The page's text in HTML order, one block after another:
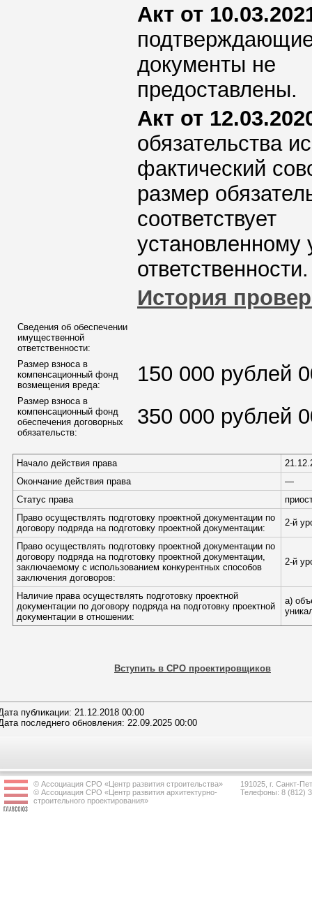
Акт от
документы не
предоставлены.
Акт от
обязательства
фактический
размер
соответствует
установленному
ответственности.
История
Сведения об обеспечении
имущественной
ответственности:
Размер взноса в
компенсационный фонд
возмещения вреда:
150 000 рублей
Размер взноса в
компенсационный фонд
обеспечения договорных
обязательств:
350 000 рублей
Начало действия права
Окончание действия права
—
Статус права
Право осуществлять подготовку проектной документации по
договору подряда на подготовку проектной документации:
2-й
Право осуществлять подготовку проектной документации по
договору подряда на подготовку проектной документации,
заключаемому с использованием конкурентных способов
заключения договоров:
2-й
Наличие права осуществлять подготовку проектной
документации по договору подряда на подготовку проектной
документации в отношении:
а)
Вступить в СРО проектировщиков
публикации: 21.12.2018 00:00
последнего обновления: 22.09.2025 00:00
© Ассоциация СРО «Центр развития строительства»
© Ассоциация СРО «Центр развития архитектурно-
строительного проектирования»
191025, г. Санкт-
Телефоны: 8 (812)